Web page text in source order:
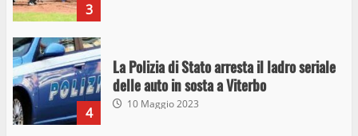
3
4
La Polizia di Stato arresta il ladro seriale
delle auto in sosta a Viterbo
10 Maggio 2023